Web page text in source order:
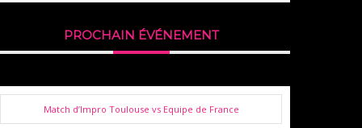
PROCHAIN ÉVÉNEMENT
Match d’Impro Toulouse vs Equipe de France